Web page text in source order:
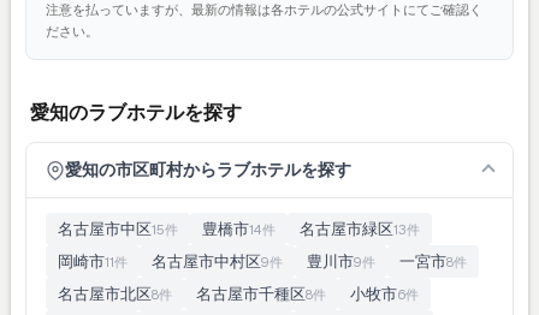
注意を払っていますが、最新の情報は各ホテルの公式サイトにてご確認く
ださい。
愛知のラブホテルを探す
愛知の市区町村からラブホテルを探す
名古屋市中区15件 豊橋市14件 名古屋市緑区13件
岡崎市11件 名古屋市中村区9件 豊川市9件 一宮市8件
名古屋市北区8件 名古屋市千種区8件 小牧市6件